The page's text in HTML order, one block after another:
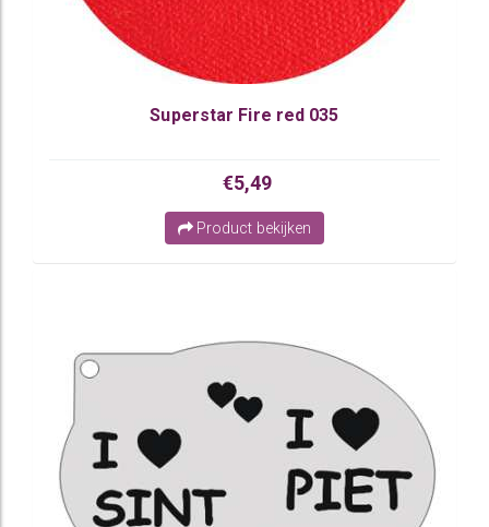
Superstar Fire red 035
€5,49
Product bekijken